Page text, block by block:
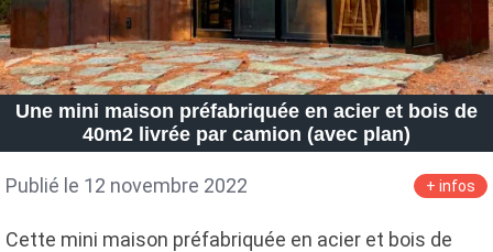
Une mini maison préfabriquée en acier et bois de
40m2 livrée par camion (avec plan)
Publié le 12 novembre 2022 + infos
Cette mini maison préfabriquée en acier et bois de